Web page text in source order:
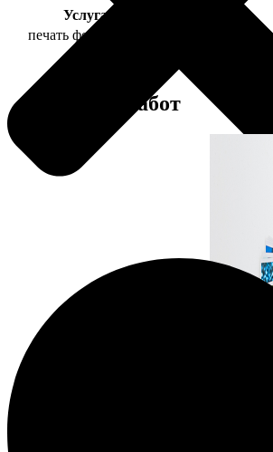
Услуга
печать фото 10х10
Примеры работ